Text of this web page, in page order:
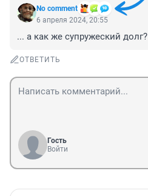
No comment
6 апреля 2024, 20:55
... а как же супружеский долг?
ОТВЕТИТЬ
Гость
Войти